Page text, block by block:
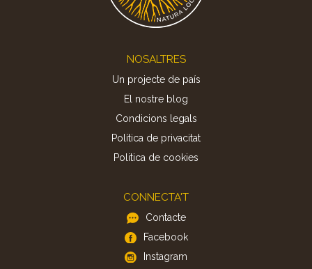
NOSALTRES
Un projecte de país
El nostre blog
Condicions legals
Política de privacitat
Politica de cookies
CONNECTA'T
Contacte
Facebook
Instagram